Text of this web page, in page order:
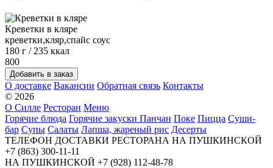
Креветки в кляре
креветки,кляр,спайс соус
180 г / 235 ккал
800
О доставке Вакансии Обратная связь Контакты
© 2026
О Силле Ресторан Меню
Горячие блюда Горячие закуски Панчан Поке Пицца Суши-
бар Супы Салаты Лапша, жареный рис Десерты
ТЕЛЕФОН ДОСТАВКИ РЕСТОРАНА НА ПУШКИНСКОЙ
+7 (863) 300-11-11
НА ПУШКИНСКОЙ +7 (928) 112-48-78